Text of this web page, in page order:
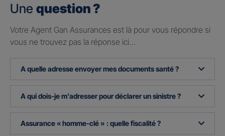
Une question ?
Votre Agent Gan Assurances est là pour vous répondre si
vous ne trouvez pas la réponse ici…
A quelle adresse envoyer mes documents santé ?
A qui dois-je m’adresser pour déclarer un sinistre ?
Assurance « homme-clé » : quelle fiscalité ?